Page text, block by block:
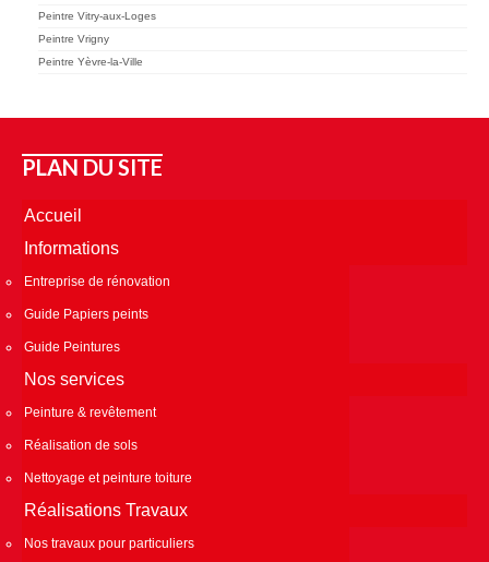
Peintre Vitry-aux-Loges
Peintre Vrigny
Peintre Yèvre-la-Ville
PLAN DU SITE
Accueil
Informations
Entreprise de rénovation
Guide Papiers peints
Guide Peintures
Nos services
Peinture & revêtement
Réalisation de sols
Nettoyage et peinture toiture
Réalisations Travaux
Nos travaux pour particuliers